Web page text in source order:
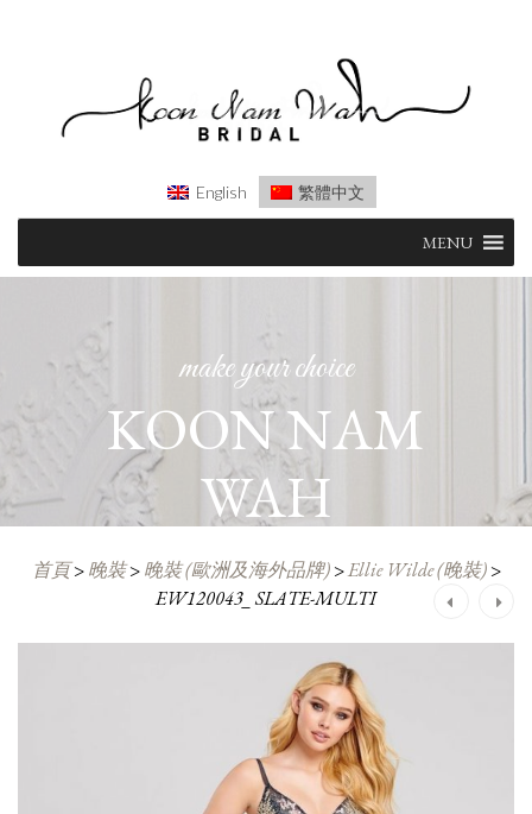
English 繁體中文
content
MENU
make your choice
KOON NAM
WAH
首頁> 晚裝> 晚裝 (歐洲及海外品牌)>Ellie Wilde (晚裝)>
EW120043_ SLATE-MULTI
navigation